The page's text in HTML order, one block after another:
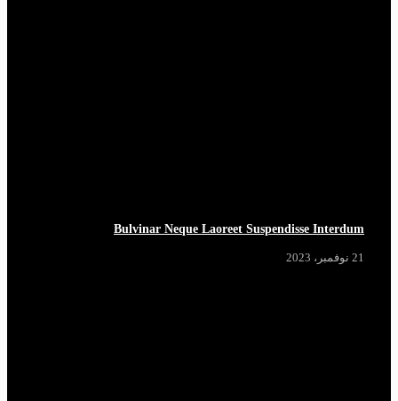
Bulvinar Neque Laoreet Suspendisse Interdum
21 نوفمبر، 2023